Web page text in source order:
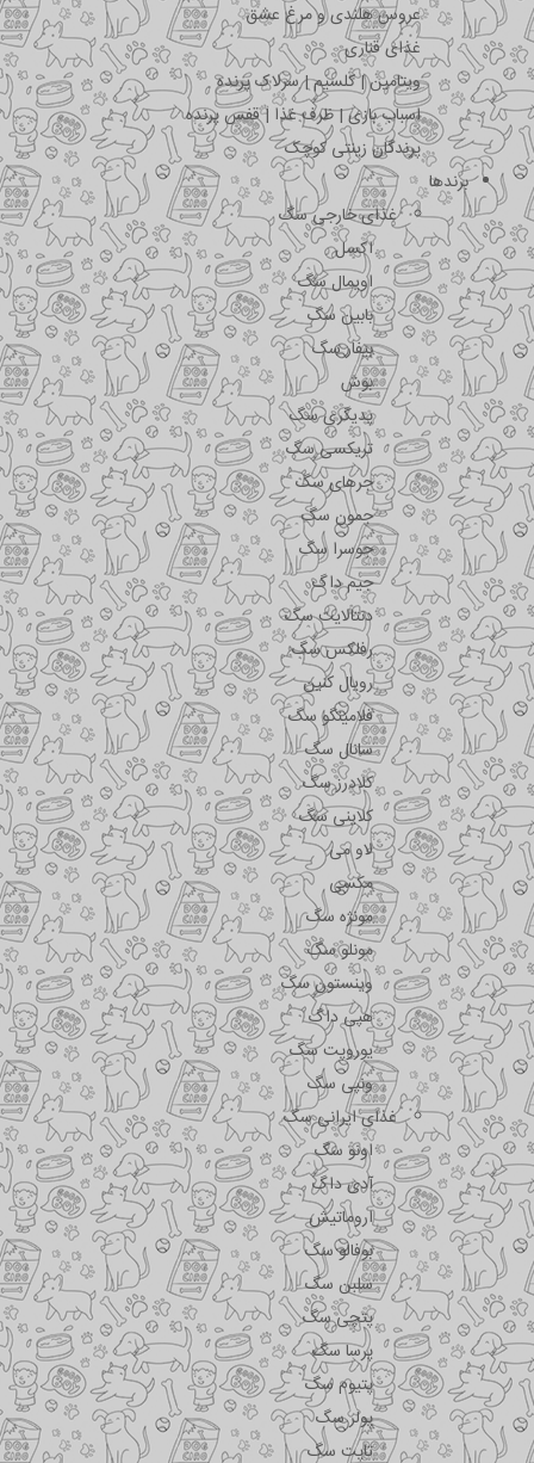
عروس هلندی و مرغ عشق
غذای قناری
ویتامین | کلسیم | سرلاک پرنده
اسباب بازی | ظرف غذا | قفس پرنده
پرندگان زینتی کوچک
برندها
غذای خارجی سگ
اکسل
اویمال سگ
بابین سگ
بیفار سگ
بوش
پدیگری سگ
تریکسی سگ
جرهای سگ
جمون سگ
جوسرا سگ
جیم داگ
دنتالایت سگ
رفلکس سگ
رویال کنین
فلامینگو سگ
سانال سگ
کلادرز سگ
کلاینی سگ
لاو می
مکسی
مونژه سگ
مونلو سگ
وینستون سگ
هپی داگ
یوروپت سگ
ونپی سگ
غذای ایرانی سگ
اونو سگ
آدی داگ
اروماتیش
بوفالو سگ
سلبن سگ
پتچی سگ
پرسا سگ
پتیوم سگ
پولر سگ
تاپت سگ